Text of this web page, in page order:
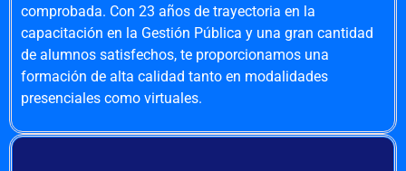
comprobada. Con 23 años de trayectoria en la
capacitación en la Gestión Pública y una gran cantidad
de alumnos satisfechos, te proporcionamos una
formación de alta calidad tanto en modalidades
presenciales como virtuales.